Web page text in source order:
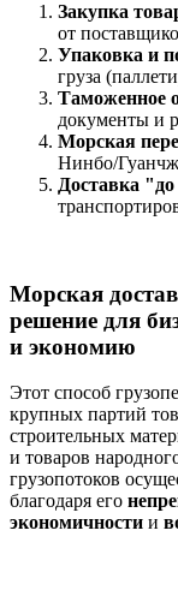
Закупка
от
Упаковка и
груза
Таможенное
документы и
Морская
Нинбо/
Доставка
Морская
решение для
и экономию
Этот способ
крупных партий
строительных
и товаров
грузопотоков
благодаря его
экономичности и